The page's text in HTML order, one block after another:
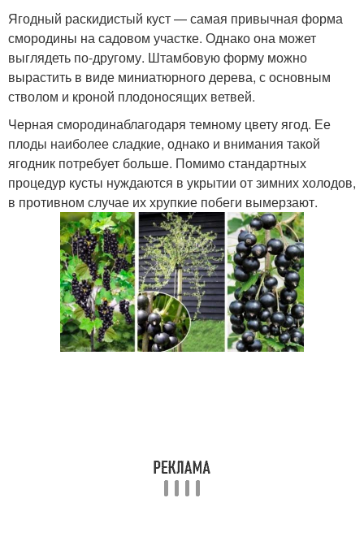
Ягодный раскидистый куст — самая привычная форма
смородины на садовом участке. Однако она может
выглядеть по-другому. Штамбовую форму можно
вырастить в виде миниатюрного дерева, с основным
стволом и кроной плодоносящих ветвей.
Черная смородинаблагодаря темному цвету ягод. Ее
плоды наиболее сладкие, однако и внимания такой
ягодник потребует больше. Помимо стандартных
процедур кусты нуждаются в укрытии от зимних холодов,
в противном случае их хрупкие побеги вымерзают.